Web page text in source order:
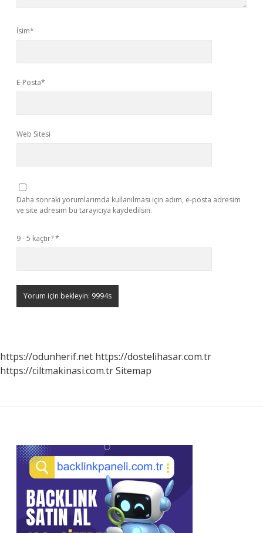
İsim*
E-Posta*
Web Sitesi
Daha sonraki yorumlarımda kullanılması için adım, e-posta adresim
ve site adresim bu tarayıcıya kaydedilsin.
9 - 5 kaçtır?*
https://odunherif.net https://dostelihasar.com.tr
https://ciltmakinasi.com.trSitemap
Sidebar